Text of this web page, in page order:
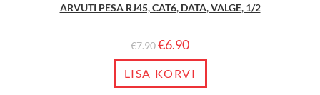
ARVUTI PESA RJ45, CAT6, DATA, VALGE, 1/2
€7.90€6.90
LISA KORVI